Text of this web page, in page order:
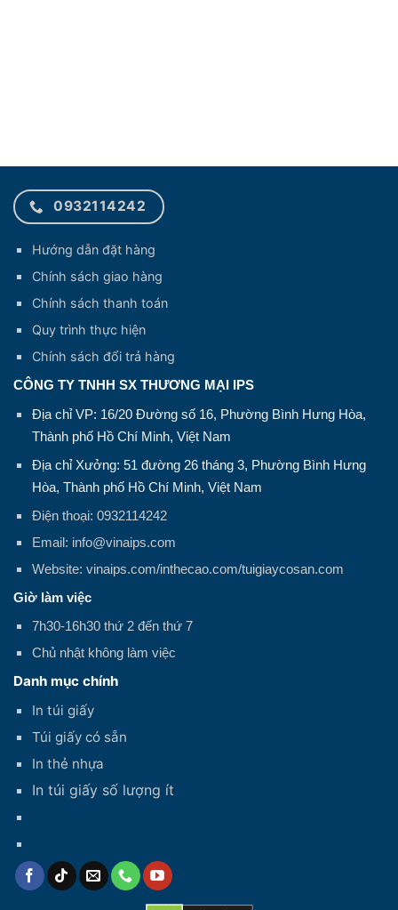
0932114242
Hướng dẫn đặt hàng
Chính sách giao hàng
Chính sách thanh toán
Quy trình thực hiện
Chính sách đổi trả hàng
CÔNG TY TNHH SX THƯƠNG MẠI IPS
Địa chỉ VP: 16/20 Đường số 16, Phường Bình Hưng Hòa,
Thành phố Hồ Chí Minh, Việt Nam
Địa chỉ Xưởng: 51 đường 26 tháng 3, Phường Bình Hưng
Hòa, Thành phố Hồ Chí Minh, Việt Nam
Điện thoại: 0932114242
Email: info@vinaips.com
Website: vinaips.com/inthecao.com/tuigiaycosan.com
Giờ làm việc
7h30-16h30 thứ 2 đến thứ 7
Chủ nhật không làm việc
Danh mục chính
In túi giấy
Túi giấy có sẵn
In thẻ nhựa
In túi giấy số lượng ít